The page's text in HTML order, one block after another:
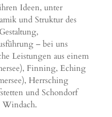
Ideen, unter
und Struktur des
– bei uns
Leistungen aus einem
Finning, Eching
, Herrsching
und Schondorf
Windach.